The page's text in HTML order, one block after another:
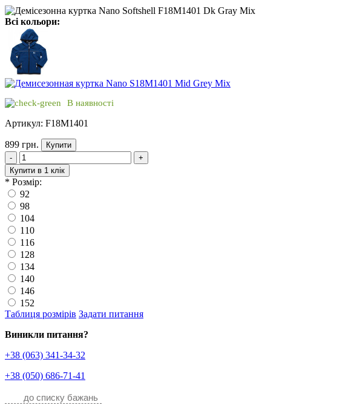
Всі кольори:
В наявності
Артикул: F18M1401
899 грн.
Купити
-
+
Купити в 1 клік
* Розмір:
92
98
104
110
116
128
134
140
146
152
Таблиця розмірів Задати питання
Виникли питання?
+38 (063) 341-34-32
+38 (050) 686-71-41
до списку бажань